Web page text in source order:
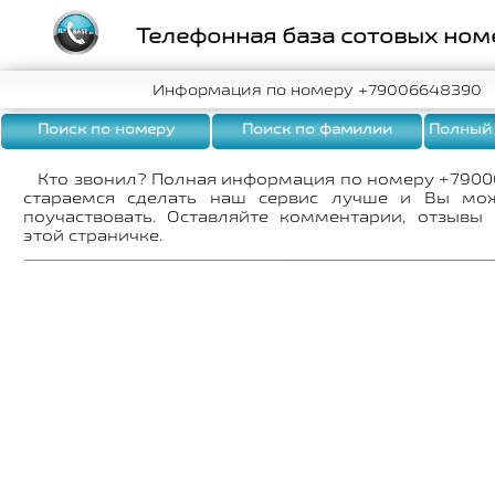
Кто звонил? Полная информация по номеру
стараемся сделать наш сервис лучше и Вы
поучаствовать. Оставляйте комментарии,
этой страничке.
Телефонная база сотовых
Информация по номеру +79006648390
Поиск по номеру Поиск по фамилии Полный